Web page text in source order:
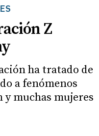
Z
ha tratado de
a fenómenos
y muchas mujeres